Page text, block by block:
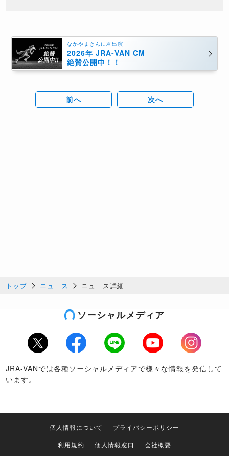
なかやまきんに君出演
2026年 JRA-VAN CM
絶賛公開中！！
前へ 次へ
トップ ニュース ニュース詳細
ソーシャルメディア
Twitter Facebook LINE Youtube
Instagram
JRA-VANでは各種ソーシャルメディアで様々な情報を発信して
います。
個人情報について
プライバシーポリシー
利用規約
個人情報窓口 会社概要